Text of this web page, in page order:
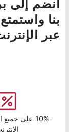
انضم إلى
بنا
عبر
-10% على